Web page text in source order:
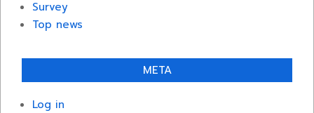
Survey
Top news
META
Log in